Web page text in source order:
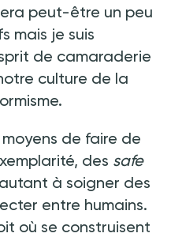
peut-être un peu
mais je suis
de camaraderie
culture de la
de faire de
des safe
à soigner des
entre humains.
où se construisent